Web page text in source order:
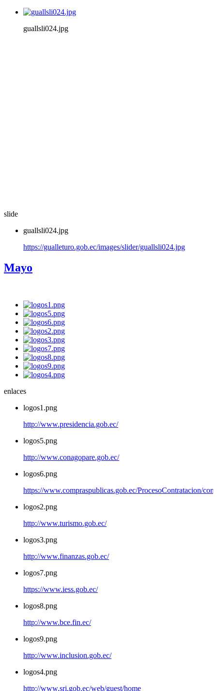
guallsli024.jpg
slide
guallsli024.jpg
https://gualleturo.gob.ec/images/slider/guallsli024.jpg
Mayo
enlaces
logos1.png
http://www.presidencia.gob.ec/
logos5.png
http://www.conagopare.gob.ec/
logos6.png
https://www.compraspublicas.gob.ec/ProcesoContratacion/
logos2.png
http://www.turismo.gob.ec/
logos3.png
http://www.finanzas.gob.ec/
logos7.png
https://www.iess.gob.ec/
logos8.png
http://www.bce.fin.ec/
logos9.png
http://www.inclusion.gob.ec/
logos4.png
http://www.sri.gob.ec/web/guest/home